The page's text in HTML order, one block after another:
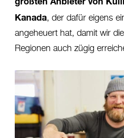
Kanada, der dafür eigens
angeheuert hat, damit wir
Regionen auch zügig